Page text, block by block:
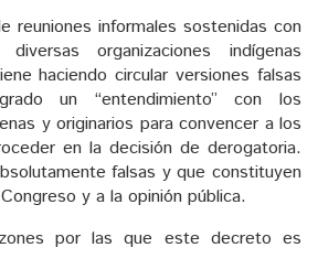
reuniones informales sostenidas con
organizaciones indígenas
haciendo circular versiones falsas
un “entendimiento” con los
y originarios para convencer a los
en la decisión de derogatoria.
falsas y que constituyen
y a la opinión pública.
por las que este decreto es